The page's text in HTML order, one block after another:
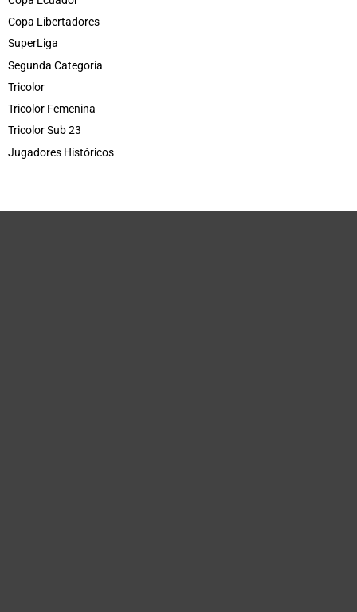
Copa Libertadores
SuperLiga
Segunda Categoría
Tricolor
Tricolor Femenina
Tricolor Sub 23
Jugadores Históricos